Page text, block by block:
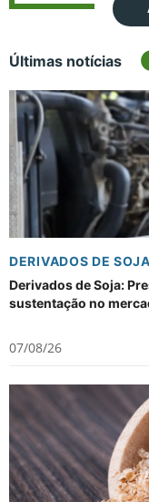
Últimas notícias
DERIVADOS DE SOJA
Derivados de Soja:
sustentação no
07/08/26